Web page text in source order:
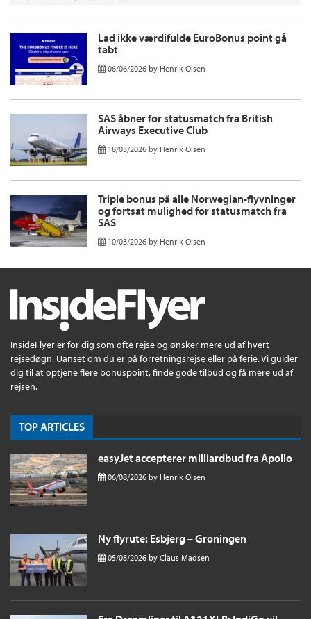
Lad ikke værdifulde EuroBonus point gå
tabt
06/06/2026 by Henrik Olsen
SAS åbner for statusmatch fra British
Airways Executive Club
18/03/2026 by Henrik Olsen
Triple bonus på alle Norwegian-flyvninger
og fortsat mulighed for statusmatch fra
SAS
10/03/2026 by Henrik Olsen
InsideFlyer er for dig som ofte rejse og ønsker mere ud af hvert
rejsedøgn. Uanset om du er på forretningsrejse eller på ferie. Vi guider
dig til at optjene flere bonuspoint, finde gode tilbud og få mere ud af
rejsen.
TOP ARTICLES
easyJet accepterer milliardbud fra Apollo
06/08/2026 by Henrik Olsen
Ny flyrute: Esbjerg – Groningen
05/08/2026 by Claus Madsen